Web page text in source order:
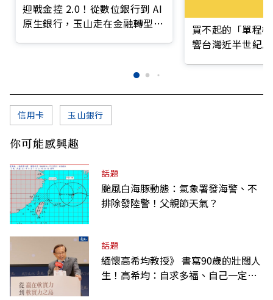
迎戰金控 2.0！從數位銀行到 AI
原生銀行，玉山走在金融轉型最
買不起的「單程
響台灣近半世紀
信用卡 玉山銀行
你可能感興趣
話題
颱風白海豚動態：氣象署發海警、不
排除發陸警！父親節天氣？
話題
緬懷高希均教授》 書寫90歲的壯闊人
生！高希均：自求多福、自己一定要